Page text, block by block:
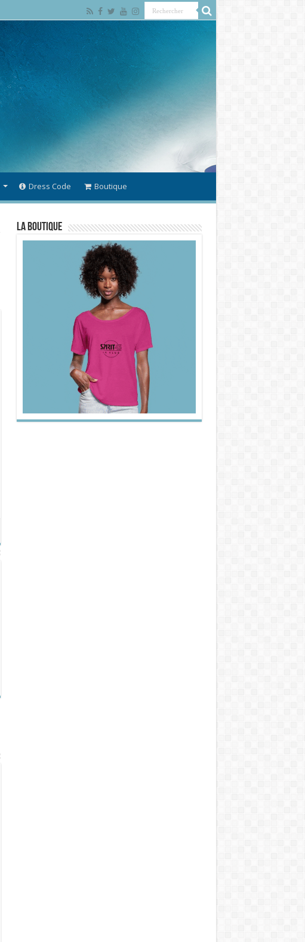
Dress Code Boutique
La Boutique